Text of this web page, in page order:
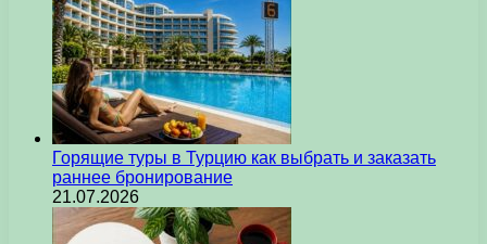
Горящие туры в Турцию как выбрать и заказать
раннее бронирование
21.07.2026